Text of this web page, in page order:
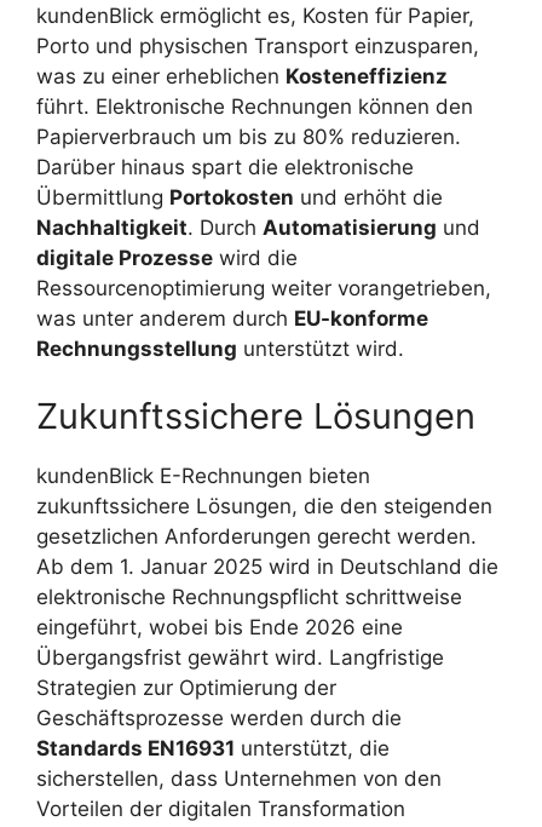
kundenBlick ermöglicht es, Kosten für Papier,
Porto und physischen Transport einzusparen,
was zu einer erheblichen Kosteneffizienz
führt. Elektronische Rechnungen können den
Papierverbrauch um bis zu 80% reduzieren.
Darüber hinaus spart die elektronische
Übermittlung Portokosten und erhöht die
Nachhaltigkeit. Durch Automatisierung und
digitale Prozesse wird die
Ressourcenoptimierung weiter vorangetrieben,
was unter anderem durch EU-konforme
Rechnungsstellung unterstützt wird.
Zukunftssichere Lösungen
kundenBlick E-Rechnungen bieten
zukunftssichere Lösungen, die den steigenden
gesetzlichen Anforderungen gerecht werden.
Ab dem 1. Januar 2025 wird in Deutschland die
elektronische Rechnungspflicht schrittweise
eingeführt, wobei bis Ende 2026 eine
Übergangsfrist gewährt wird. Langfristige
Strategien zur Optimierung der
Geschäftsprozesse werden durch die
Standards EN16931 unterstützt, die
sicherstellen, dass Unternehmen von den
Vorteilen der digitalen Transformation